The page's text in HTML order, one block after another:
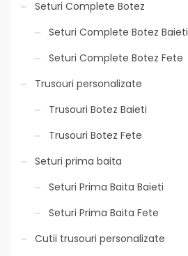
Seturi Complete Botez
Seturi Complete Botez Baieti
Seturi Complete Botez Fete
Trusouri personalizate
Trusouri Botez Baieti
Trusouri Botez Fete
Seturi prima baita
Seturi Prima Baita Baieti
Seturi Prima Baita Fete
Cutii trusouri personalizate